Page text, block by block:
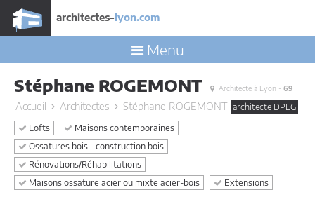
architectes- lyon.com
Menu
Stéphane ROGEMONT Architecte à Lyon - 69
Accueil Architectes Stéphane ROGEMONT architecte DPLG
Lofts
Maisons contemporaines
Ossatures bois - construction bois
Rénovations/Réhabilitations
Maisons ossature acier ou mixte acier-bois
Extensions